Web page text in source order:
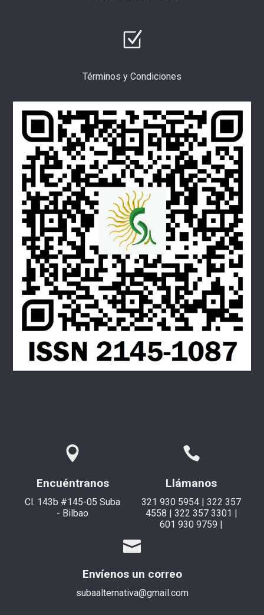
Términos y Condiciones
Encuéntranos
Cl. 143b #145-05 Suba
- Bilbao
Llámanos
321 930 5954 | 322 357
4558 | 322 357 3301 |
601 930 9759 |
Envíenos un correo
subaalternativa@gmail.com